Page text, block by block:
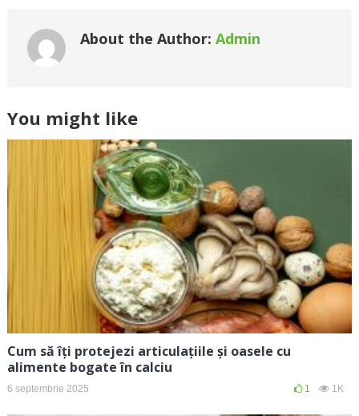
About the Author: Admin
You might like
Cum să îți protejezi articulațiile și oasele cu
alimente bogate în calciu
6 septembrie 2025 1 1K